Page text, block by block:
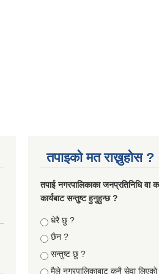
तपाइको मत राख्नुहोस ?
तपा‌ई नगरपालिकाका जनप्रतिनिधि वा
कार्यबाट सन्तुष्ट हुनुहुन्छ ?
Choices
धेरै छु ?
छैन ?
सन्तुष्ट छु ?
मैले नगरपालिकाबाट कुनै सेवा